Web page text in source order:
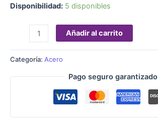
Disponibilidad: 5 disponibles
Añadir al carrito
Categoría: Acero
Pago seguro garantizado